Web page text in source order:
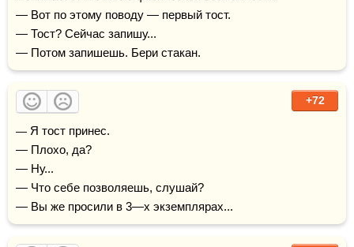
— Вот по этому поводу — первый тост.
— Тост? Сейчас запишу...
— Потом запишешь. Бери стакан.
+72
— Я тост принес.
— Плохо, да?
— Ну...
— Что себе позволяешь, слушай?
— Вы же просили в 3—х экземплярах...